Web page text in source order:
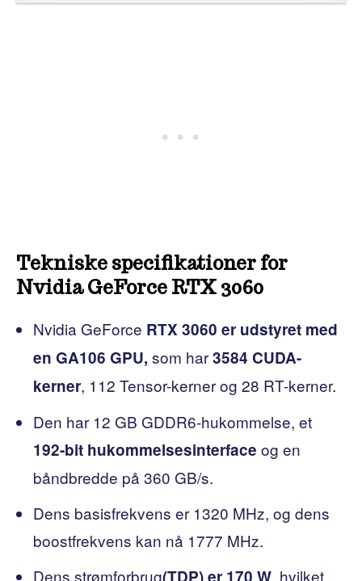
Tekniske specifikationer for
Nvidia GeForce RTX 3060
Nvidia GeForce RTX 3060 er udstyret med
en GA106 GPU, som har3584 CUDA-
kerner, 112 Tensor-kerner og 28 RT-kerner.
Den har 12 GB GDDR6-hukommelse, et
192-bit hukommelsesinterface og en
båndbredde på 360 GB/s.
Dens basisfrekvens er 1320 MHz, og dens
boostfrekvens kan nå 1777 MHz.
Dens strømforbrug(TDP) er 170 W, hvilket